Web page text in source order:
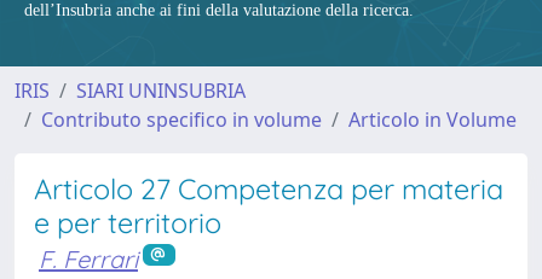
dell’Insubria anche ai fini della valutazione della ricerca.
IRIS
SIARI UNINSUBRIA
Contributo specifico in volume
Articolo in Volume
Articolo 27 Competenza per materia
e per territorio
F. Ferrari